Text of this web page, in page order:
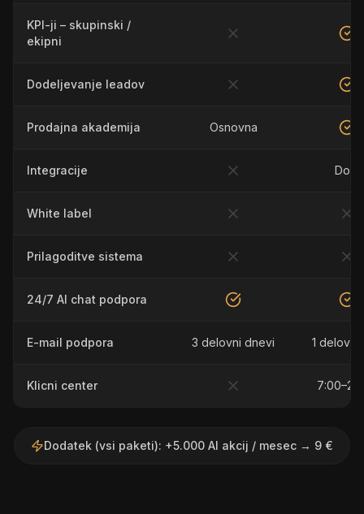
KPI-ji – skupinski /
ekipni
Dodeljevanje leadov
Prodajna akademija Osnovna
Integracije Do 3
White label
Prilagoditve sistema
24/7 AI chat podpora
E-mail podpora 3 delovni dnevi 1 delovni
Klicni center
Dodatek (vsi paketi): +5.000 AI akcij / mesec → 9 €